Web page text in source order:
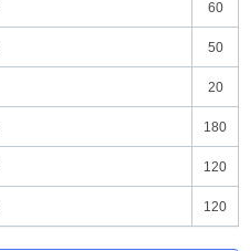
60
50
20
180
120
120